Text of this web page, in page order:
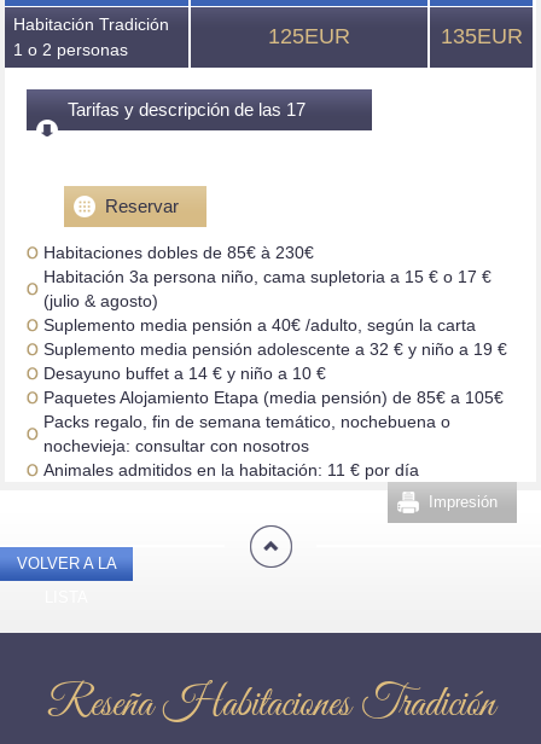
Habitación Tradición
1 o 2 personas
125EUR 135EUR
Tarifas y descripción de las 17
Reservar
Habitaciones dobles de 85€ à 230€
Habitación 3a persona niño, cama supletoria a 15 € o 17 €
(julio & agosto)
Suplemento media pensión a 40€ /adulto, según la carta
Suplemento media pensión adolescente a 32 € y niño a 19 €
Desayuno buffet a 14 € y niño a 10 €
Paquetes Alojamiento Etapa (media pensión) de 85€ a 105€
Packs regalo, fin de semana temático, nochebuena o
nochevieja: consultar con nosotros
Animales admitidos en la habitación: 11 € por día
Impresión
VOLVER A LA
Reseña Habitaciones Tradición